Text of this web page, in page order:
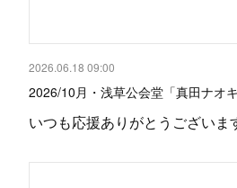
2026.06.18 09:00
2026/10月・浅草公会堂「真田ナオ
いつも応援ありがとうござい